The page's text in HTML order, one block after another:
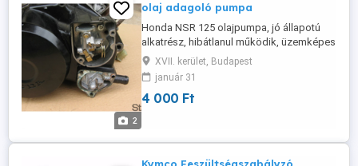
2
olaj adagoló pumpa
Honda NSR 125 olajpumpa, jó állapotú
alkatrész, hibátlanul működik, üzemképes
motorból bontva.Csak az olajpumpa ! a
képen látható vízpumpa és dekli nem jár
hozzá.
XVII. kerület, Budapest
január 31
4 000 Ft